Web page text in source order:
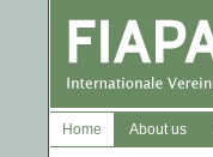
Home About us